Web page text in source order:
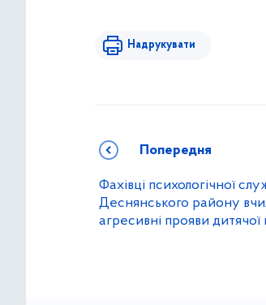
Надрукувати
Попередня
Фахівці психологічної
Деснянського району
агресивні прояви дитячої